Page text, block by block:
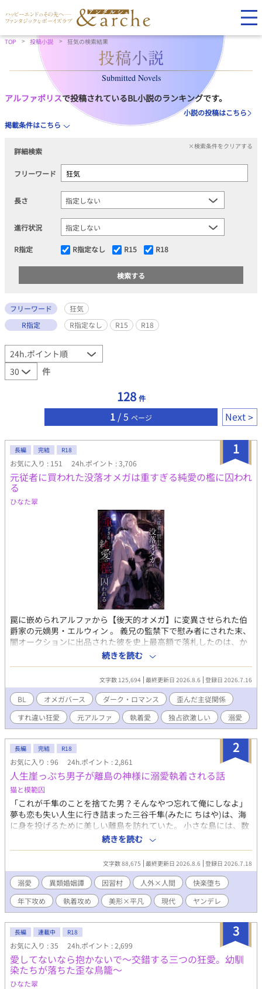
TOP 投稿小説 狂気の検索結果
Submitted Novels
アルファポリスで投稿されているBL小説のランキングです。
小説の投稿はこちら
掲載条件はこちら
詳細検索
×検索条件をクリアする
フリーワード
長さ
進行状況
R指定 R指定なし R15 R18
フリーワード
狂気
R指定
R指定なし R15 R18
件
128 件
1 / 5 ページ Next
1
長編 完結 R18
お気に入り : 151 24h.ポイント : 3,706
元従者に買われた没落オメガは重すぎる純愛の檻に囚われ
る
ひなた翠
罠に嵌められアルファから【後天的オメガ】に変異させられた伯
爵家の元嫡男・エルウィン 。 義兄の監禁下で慰み者にされた末、
闇オークションに出品された彼を史上最高額で落札したのは、か
つて自分の足元に跪いていた元従者・フェリスだった 。 たった一
年半で国王直属の「闇の番犬（公爵）」へと上り詰めた彼は、立
場が完全に逆転した今でもエルウィンを「ご主人様」と呼び、狂
気的な執着と愛を向けてきて…… 。 「ご褒美をください、ご主人
様」 過去の歪んだ『命令と褒美』の関係はそのままに 、身も心も
堕ちたオメガが強大なアルファの腕の中で狂おしく熱を孕んでい
く、極上の下剋上ダークロマンス！
続きを読む
文字数 125,694 最終更新日 2026.8.6 登録日 2026.7.16
BL オメガバース ダーク・ロマンス
歪んだ主従関係
すれ違い狂愛
元アルファ 執着愛 独占欲激しい 溺愛
2
長編 完結 R18
お気に入り : 96 24h.ポイント : 2,861
人生崖っぷち男子が離島の神様に溺愛執着される話
猫と模範囚
「これが千隼のことを捨てた男？そんなやつ忘れて俺にしなよ」
夢も恋も失い人生に行き詰まった三谷千隼(みたに ちはや)は、海
に身を投げるために美しい離島を訪れていた。 小さな島には、数
百年ものあいだ一度も実行されたことがない奇祭の伝承が残って
いる。島の神様との婚姻の儀。 岬の崖から飛び降りる寸前、千隼
は一人の青年と出会う。まだ少年の面影を残す白い横顔、海の底
のような瑠璃色の瞳、幻想的な美貌の不思議な子だった。 「俺の
名前、千隼が決めて」 なぜか名前を教えてくれない青年に、千隼
は瑠璃(るり)という呼び名をつける。 どこか浮世離れしているけ
ど人懐っこい瑠璃との交流で、千隼は少しずつ生きる気力を取り
戻していく。 しかしあるとき、瑠璃が島の人々から神様と崇めら
れる存在だと知り……。 汚れた過去を持つ千隼がはじめて掴んだ
本物の恋、閉ざされた離島の土着信仰の狂気、瑠璃の正体。いつ
のまにか千隼は島の奇妙な因習に囚われていく。 溺愛執着年下攻
め(神)×元ビッチ受け ※作中で浮気描写はありませんが、過去の
モブ×受け描写が少しあります 作中で攻めの瑠璃が女神、花嫁と
して扱われる場面があるけど、瑠璃はリバ要素なしの攻め男です
続きを読む
文字数 88,675 最終更新日 2026.8.6 登録日 2026.7.18
溺愛 異類婚姻譚 因習村 人外×人間
快楽堕ち
年下攻め
執着攻め 美形×平凡 現代 ヤンデレ
3
長編 連載中 R18
お気に入り : 35 24h.ポイント : 2,699
愛してないなら抱かないで〜交錯する三つの狂愛。幼馴
染たちが落ちた歪な鳥籠〜
ひなた翠